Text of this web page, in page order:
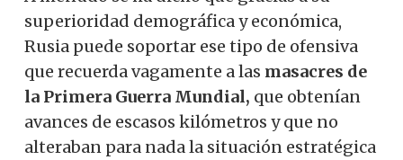
superioridad demográfica y económica,
Rusia puede soportar ese tipo de ofensiva
que recuerda vagamente a las masacres de
la Primera Guerra Mundial, que obtenían
avances de escasos kilómetros y que no
alteraban para nada la situación estratégica